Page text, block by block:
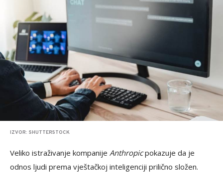
IZVOR: SHUTTERSTOCK
Veliko istraživanje kompanije Anthropicpokazuje da je
odnos ljudi prema vještačkoj inteligenciji prilično složen.